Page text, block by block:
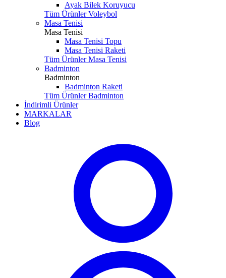
Ayak Bilek Koruyucu
Tüm Ürünler Voleybol
Masa Tenisi
Masa Tenisi
Masa Tenisi Topu
Masa Tenisi Raketi
Tüm Ürünler Masa Tenisi
Badminton
Badminton
Badminton Raketi
Tüm Ürünler Badminton
İndirimli Ürünler
MARKALAR
Blog